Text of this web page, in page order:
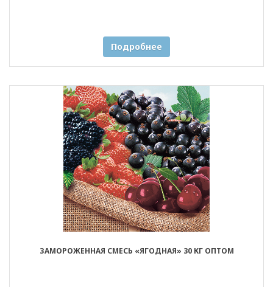
Подробнее
ЗАМОРОЖЕННАЯ СМЕСЬ «ЯГОДНАЯ» 30 КГ ОПТОМ